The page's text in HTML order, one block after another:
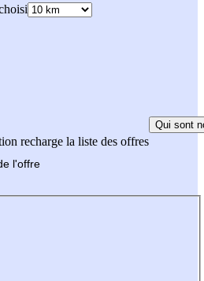
recharge la liste des offres
Qui sont
l'offre